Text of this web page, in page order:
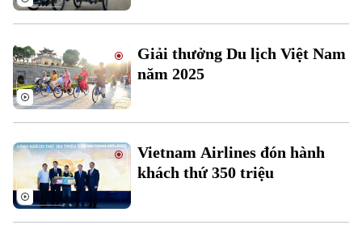
Hướng nghiệp
Di tích
Y tế
Dinh dưỡng
Tư vấn sức khỏe
Bóng đá
Quần vợt
Golf
Giải trí
Sao
Điện ảnh
Đã phát sóng
Giải thưởng Du lịch Việt Nam
năm 2025
Vietnam Airlines đón hành
khách thứ 350 triệu